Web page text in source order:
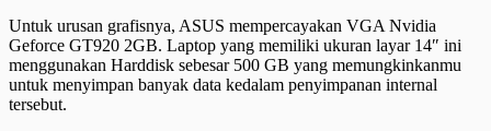
Untuk urusan grafisnya, ASUS mempercayakan VGA Nvidia
Geforce GT920 2GB. Laptop yang memiliki ukuran layar 14″ ini
menggunakan Harddisk sebesar 500 GB yang memungkinkanmu
untuk menyimpan banyak data kedalam penyimpanan internal
tersebut.